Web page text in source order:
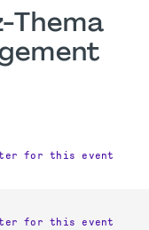
Thema
for this event
for this event